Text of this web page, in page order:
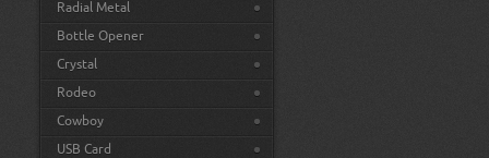
Radial Metal
Bottle Opener
Crystal
Rodeo
Cowboy
USB Card